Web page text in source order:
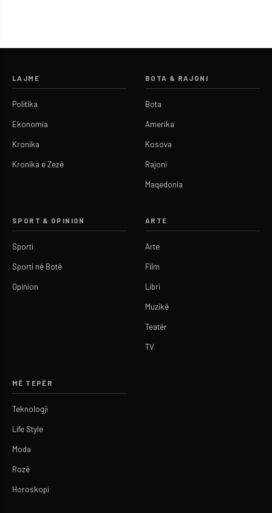
LAJME
Politika
Ekonomia
Kronika
Kronika e Zezë
BOTA & RAJONI
Bota
Amerika
Kosova
Rajoni
Maqedonia
SPORT & OPINION
Sporti
Sporti në Botë
Opinion
ARTE
Arte
Film
Libri
Muzikë
Teatër
TV
MË TEPËR
Teknologji
Life Style
Moda
Rozë
Horoskopi